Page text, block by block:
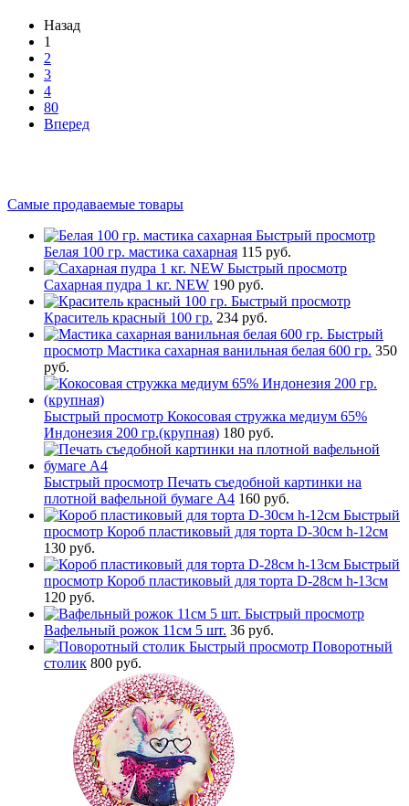
Назад
1
2
3
4
80
Вперед
Самые продаваемые товары
Быстрый просмотр
Белая 100 гр. мастика сахарная 115 руб.
Быстрый просмотр
Сахарная пудра 1 кг. NEW 190 руб.
Быстрый просмотр
Краситель красный 100 гр. 234 руб.
Быстрый
просмотр Мастика сахарная ванильная белая 600 гр. 350
руб.
Быстрый просмотр Кокосовая стружка медиум 65%
Индонезия 200 гр.(крупная) 180 руб.
Быстрый просмотр Печать съедобной картинки на
плотной вафельной бумаге А4 160 руб.
Быстрый
просмотр Короб пластиковый для торта D-30см h-12см
130 руб.
Быстрый
просмотр Короб пластиковый для торта D-28см h-13см
120 руб.
Быстрый просмотр
Вафельный рожок 11см 5 шт. 36 руб.
Быстрый просмотр Поворотный
столик 800 руб.